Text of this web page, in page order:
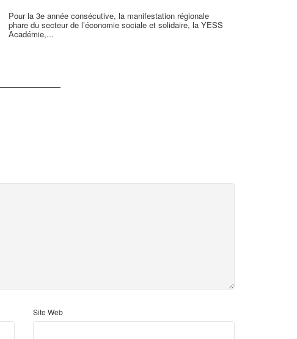
Pour la 3e année consécutive, la manifestation régionale
phare du secteur de l’économie sociale et solidaire, la YESS
Académie,...
Site Web